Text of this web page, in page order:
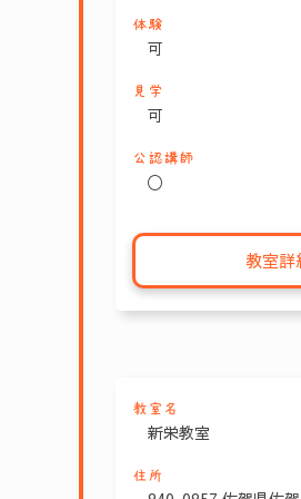
体験
可
見学
可
公認講師
〇
教室詳
教室名
新栄教室
住所